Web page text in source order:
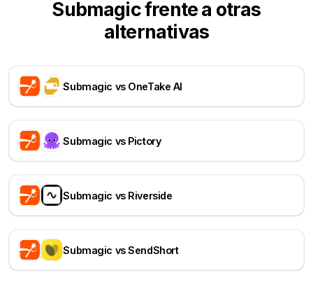
Submagic frente a otras
alternativas
Submagic vs OneTake AI
Submagic vs Pictory
Submagic vs Riverside
Submagic vs SendShort